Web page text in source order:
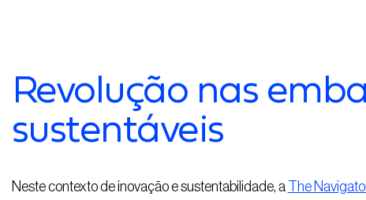
Revolução nas
sustentáveis
Neste contexto de inovação e sustentabilidade, a The